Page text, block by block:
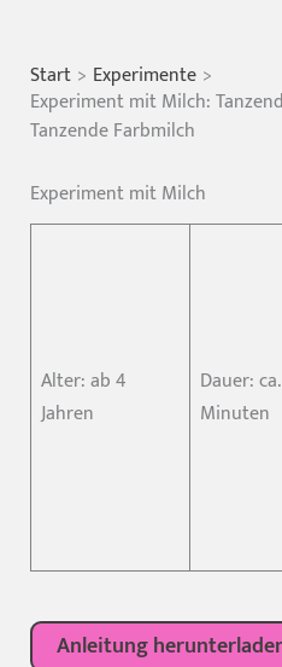
Start Experimente
Experiment mit Milch:
Tanzende Farbmilch
Experiment mit Milch
Alter: ab 4
Jahren
Dauer:
Minuten
Anleitung